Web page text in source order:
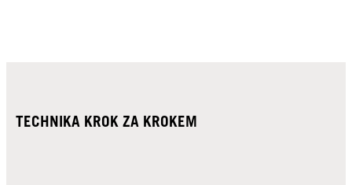
TECHNIKA KROK ZA KROKEM